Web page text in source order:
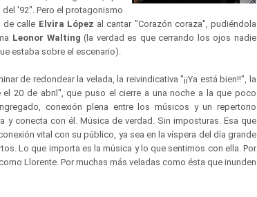
'92". Pero el protagonismo
de calle Elvira López al cantar "Corazón coraza", pudiéndola
Leonor Walting (la verdad es que cerrando los ojos nadie
estaba sobre el escenario).
de redondear la velada, la reivindicativa "¡¡Ya está bien!!", la
20 de abril", que puso el cierre a una noche a la que poco
conexión plena entre los músicos y un repertorio
conecta con él. Música de verdad. Sin imposturas. Esa que
vital con su público, ya sea en la víspera del día grande
Lo que importa es la música y lo que sentimos con ella. Por
Llorente. Por muchas más veladas como ésta que inunden